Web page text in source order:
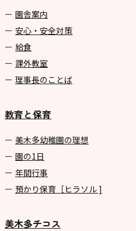
園舎案内
安心・安全対策
給食
課外教室
理事長のことば
教育と保育
美⽊多幼稚園の理想
園の1⽇
年間⾏事
預かり保育［ヒラソル ]
美木多チコス